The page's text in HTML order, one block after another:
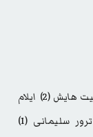
هایش (2)
ایلام
ترور سلیمانی (1)